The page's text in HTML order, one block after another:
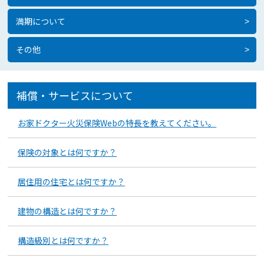
満期について >
その他 >
補償・サービスについて
お家ドクター火災保険Webの特長を教えてください。
保険の対象とは何ですか？
居住用の住宅とは何ですか？
建物の構造とは何ですか？
構造級別とは何ですか？